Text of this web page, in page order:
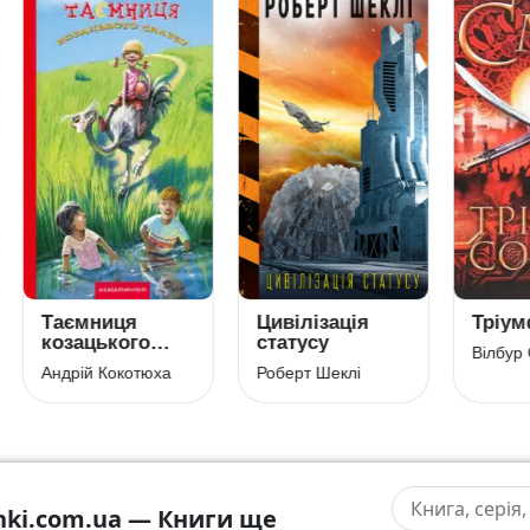
Кокотюха
Цивілізація
статусу
Роберт Шеклі
Тріумф
Вілбур Сміт
— Книги ще